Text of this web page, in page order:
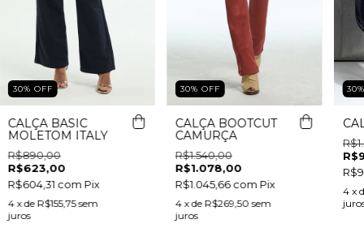
30% OFF
CALÇA BASIC
MOLETOM ITALY
R$890,00
R$623,00
R$604,31 com Pix
4 x de R$155,75 sem
juros
30% OFF
CALÇA BOOTCUT
CAMURÇA
R$1.540,00
R$1.078,00
R$1.045,66com Pix
4 x de R$269,50 sem
juros
30
4 x